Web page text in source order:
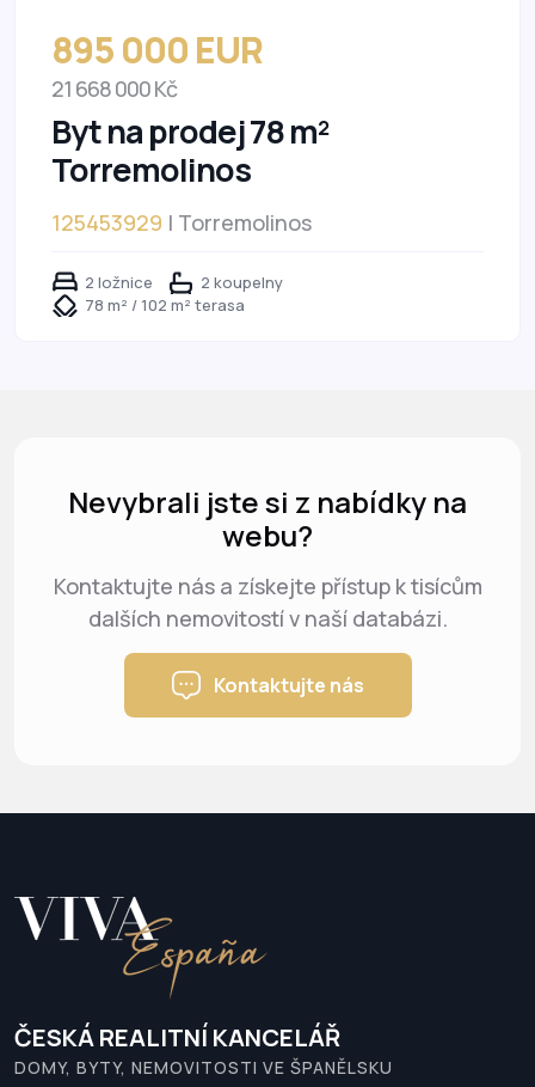
895 000 EUR
21 668 000 Kč
Byt na prodej 78 m²
Torremolinos
125453929 | Torremolinos
2 ložnice
2 koupelny
78 m² / 102 m² terasa
Nevybrali jste si z nabídky na
webu?
Kontaktujte nás a získejte přístup k tisícům
dalších nemovitostí v naší databázi.
Kontaktujte nás
ČESKÁ REALITNÍ KANCELÁŘ
DOMY, BYTY, NEMOVITOSTI VE ŠPANĚLSKU